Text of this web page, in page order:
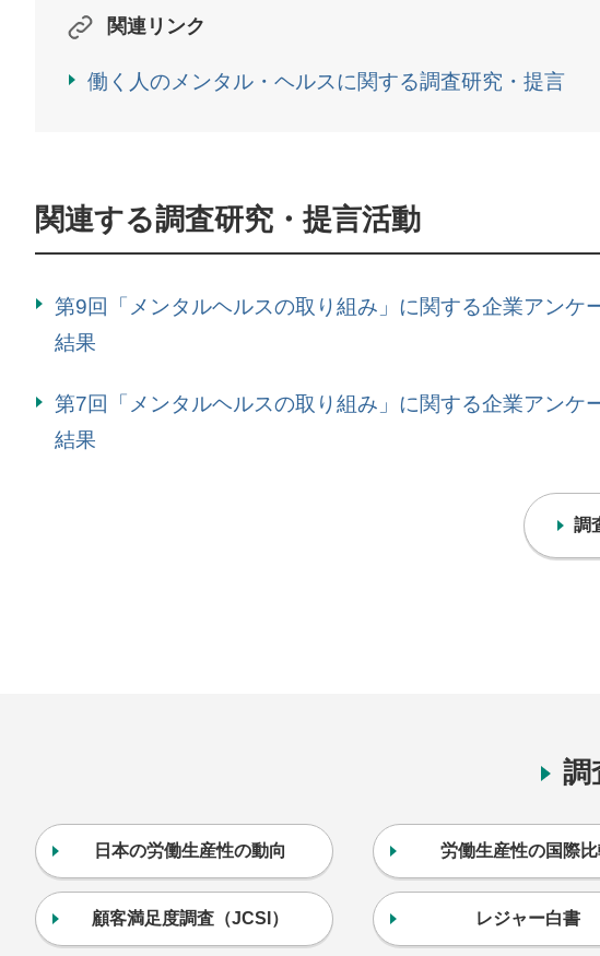
関連リンク
働く人のメンタル・ヘルスに関する調査研究・提言
関連する調査研究・提言活動
第9回「メンタルヘルスの取り組み」に関する企業アンケ
結果
第7回「メンタルヘルスの取り組み」に関する企業アンケ
結果
調
調
日本の労働生産性の動向 労働生産性の国際
顧客満足度調査（JCSI） レジャー白書